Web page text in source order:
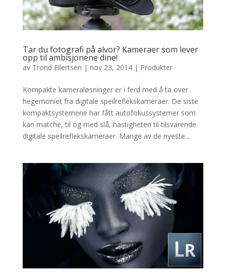
Tar du fotografi på alvor? Kameraer som lever
opp til ambisjonene dine!
av Trond Eilertsen | nov 23, 2014| Produkter
Kompakte kameraløsninger er i ferd med å ta over
hegemoniet fra digitale speilreflekskameraer. De siste
kompaktsystemene har fått autofokussystemer som
kan matche, til og med slå, hastigheten til tilsvarende
digitale speilreflekskameraer. Mange av de nyeste...